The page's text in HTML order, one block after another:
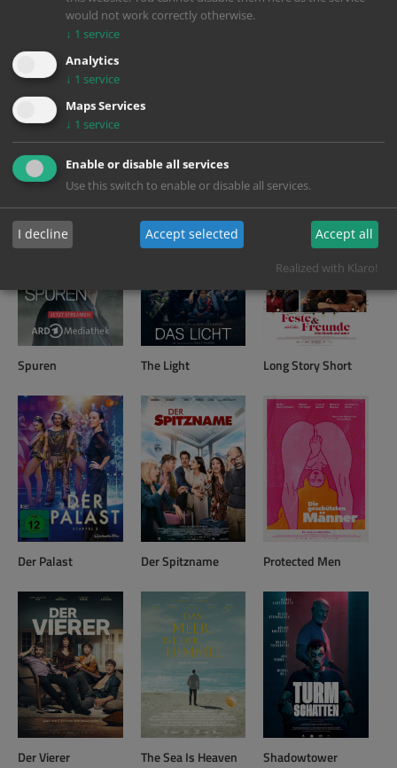
Mädchen Mädchen
Sea
Spuren The Light Long Story Short
Der Palast Der Spitzname Protected Men
Der Vierer The Sea Is Heaven Shadowtower
would not work correctly otherwise.
↓ 1 service
Analytics
↓ 1 service
Maps Services
↓ 1 service
Enable or disable all services
Use this switch to enable or disable all services.
I decline Accept selected Accept all
Realized with Klaro!